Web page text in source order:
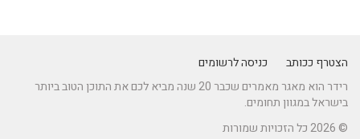
הצטרף ככותב
כניסה לרשומים
רידר הוא מאגר מאמרים שכבר 20 שנה מביא לכם את התוכן הטוב ביותר
בישראל במגוון תחומים.
© 2026 כל הזכויות שמורות